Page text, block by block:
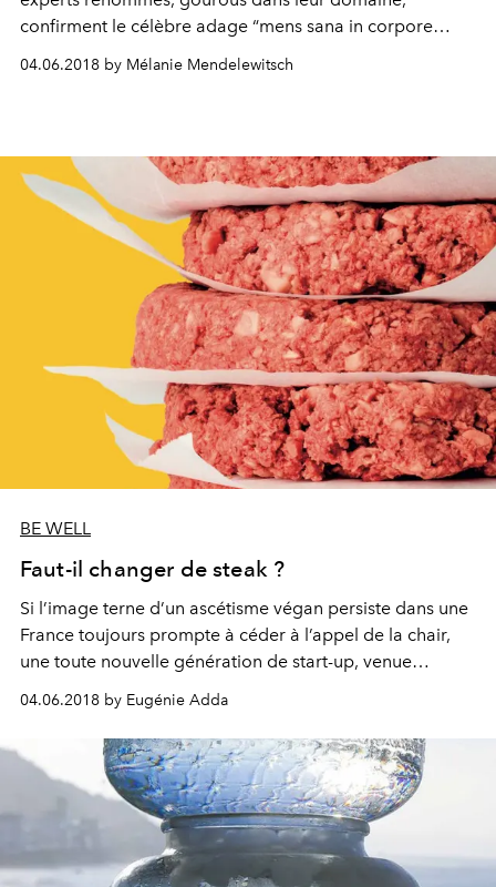
confirment le célèbre adage “mens sana in corpore
sano”. Ils nous livrent leur philosophie.
04.06.2018 by Mélanie Mendelewitsch
BE WELL
Faut-il changer de steak ?
Si l’image terne d’un ascétisme végan persiste dans une
France toujours prompte à céder à l’appel de la chair,
une toute nouvelle génération de start-up, venue
évidemment de la côte ouest des États-Unis, compte
bien bousculer nos habitudes carnassières grâce à des
substituts végétaux très alléchants. Une nouvelle
révolution.
04.06.2018 by Eugénie Adda